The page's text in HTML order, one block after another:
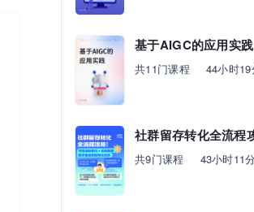
基于AIGC的应用实践
共11门课程 44小时
社群留存转化全流程
共9门课程 43小时11